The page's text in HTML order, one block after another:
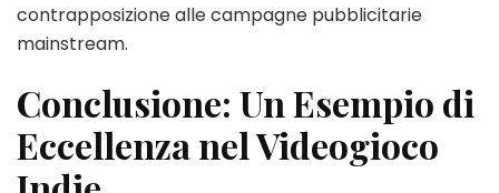
contrapposizione alle campagne pubblicitarie
mainstream.
Conclusione: Un Esempio di
Eccellenza nel Videogioco